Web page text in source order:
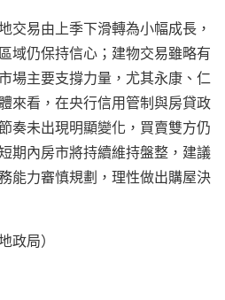
交易由上季下滑轉為小幅成長，
域仍保持信心；建物交易雖略有
場主要支撐力量，尤其永康、仁
來看，在央行信用管制與房貸政
奏未出現明顯變化，買賣雙方仍
期內房市將持續維持盤整，建議
能力審慎規劃，理性做出購屋決
政局）